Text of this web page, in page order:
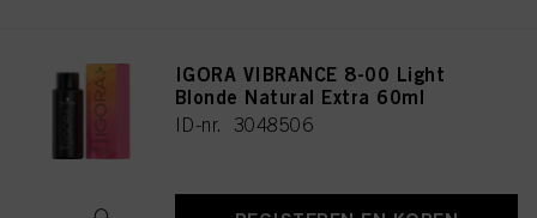
IGORA VIBRANCE 8-00 Light
Blonde Natural Extra 60ml
ID-nr. 3048506